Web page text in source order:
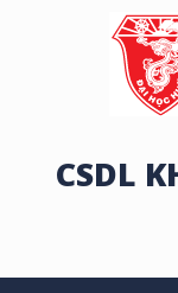
CSDL